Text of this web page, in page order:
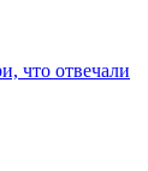
что отвeчали